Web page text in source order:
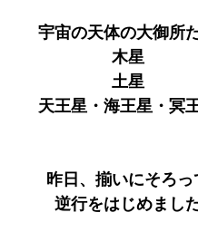
宇宙の天体の大御所
木星
土星
天王星・海王星・冥
昨日、揃いにそろっ
逆行をはじめまし